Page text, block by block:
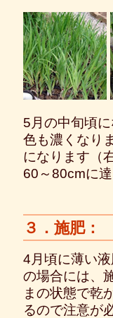
5月の中旬頃
色も濃くなり
になります（
60～80cmに
３．施肥：
4月頃に薄い
の場合には、
まの状態で乾
るので注意が